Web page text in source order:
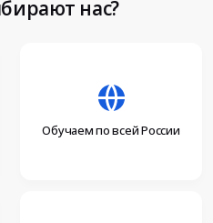
нас?
Обучаем по всей России